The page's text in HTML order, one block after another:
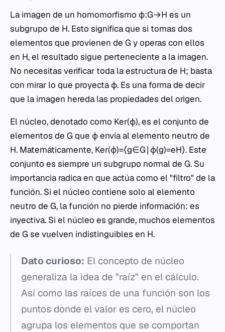
La imagen de un homomorfismo ϕ:G→H es un
subgrupo de H. Esto significa que si tomas dos
elementos que provienen de G y operas con ellos
en H, el resultado sigue perteneciente a la imagen.
No necesitas verificar toda la estructura de H; basta
con mirar lo que proyecta ϕ. Es una forma de decir
que la imagen hereda las propiedades del origen.
El núcleo, denotado como Ker(ϕ), es el conjunto de
elementos de G que ϕ envía al elemento neutro de
H. Matemáticamente, Ker(ϕ)={g∈G∣ϕ(g)=eH​}. Este
conjunto es siempre un subgrupo normal de G. Su
importancia radica en que actúa como el "filtro" de la
función. Si el núcleo contiene solo al elemento
neutro de G, la función no pierde información: es
inyectiva. Si el núcleo es grande, muchos elementos
de G se vuelven indistinguibles en H.
Dato curioso: El concepto de núcleo
generaliza la idea de "raíz" en el cálculo.
Así como las raíces de una función son los
puntos donde el valor es cero, el núcleo
agrupa los elementos que se comportan